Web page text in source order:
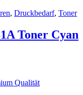
, Druckbedarf, Toner
Toner Cyan
Qualität